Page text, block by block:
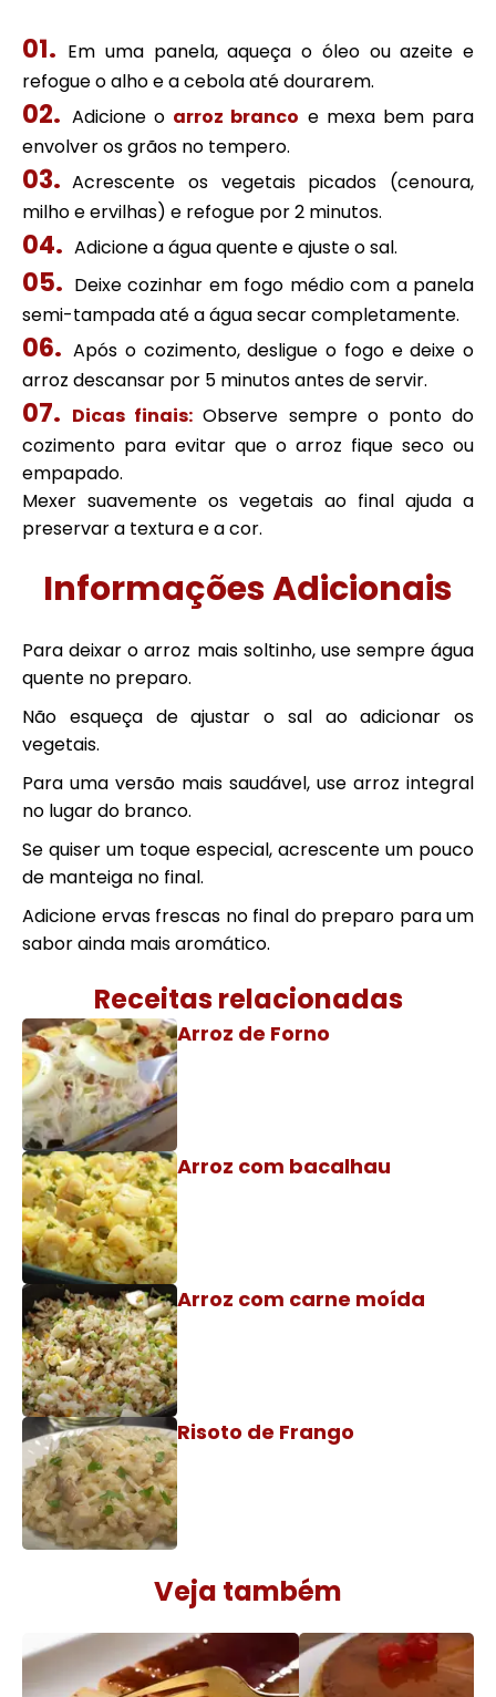
Em uma panela, aqueça o óleo ou azeite e
refogue o alho e a cebola até dourarem.
Adicione o arroz branco e mexa bem para
envolver os grãos no tempero.
Acrescente os vegetais picados (cenoura,
milho e ervilhas) e refogue por 2 minutos.
Adicione a água quente e ajuste o sal.
Deixe cozinhar em fogo médio com a panela
semi-tampada até a água secar completamente.
Após o cozimento, desligue o fogo e deixe o
arroz descansar por 5 minutos antes de servir.
Dicas finais: Observe sempre o ponto do
cozimento para evitar que o arroz fique seco ou
empapado.
Mexer suavemente os vegetais ao final ajuda a
preservar a textura e a cor.
Informações Adicionais
Para deixar o arroz mais soltinho, use sempre água
quente no preparo.
Não esqueça de ajustar o sal ao adicionar os
vegetais.
Para uma versão mais saudável, use arroz integral
no lugar do branco.
Se quiser um toque especial, acrescente um pouco
de manteiga no final.
Adicione ervas frescas no final do preparo para um
sabor ainda mais aromático.
Receitas relacionadas
Arroz de Forno
Arroz com bacalhau
Arroz com carne moída
Risoto de Frango
Veja também